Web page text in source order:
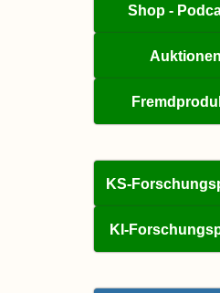
Shop -
Auktionen
KS-
KI-